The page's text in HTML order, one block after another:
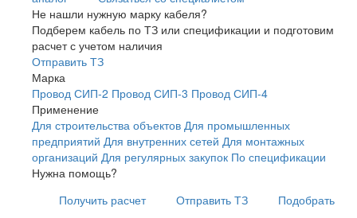
Не нашли нужную марку кабеля?
Подберем кабель по ТЗ или спецификации и подготовим
расчет с учетом наличия
Отправить ТЗ
Марка
Провод СИП-2 Провод СИП-3 Провод СИП-4
Применение
Для строительства объектов Для промышленных
предприятий Для внутренних сетей Для монтажных
организаций Для регулярных закупок По спецификации
Нужна помощь?
Получить расчет
Отправить ТЗ
Подобрать